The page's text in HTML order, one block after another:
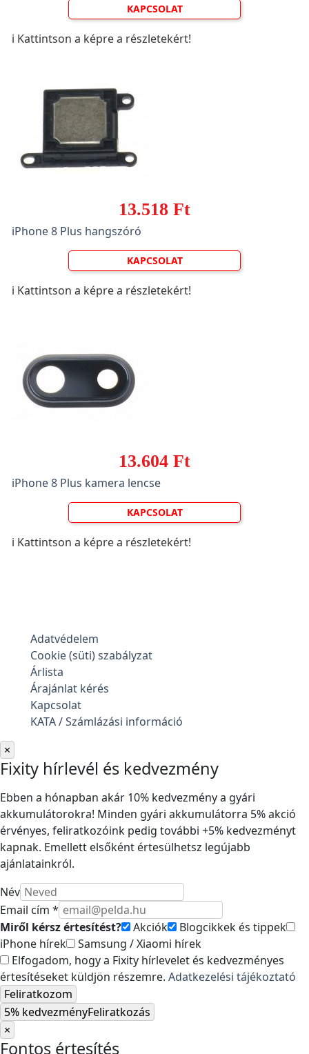
KAPCSOLAT
ℹ️ Kattintson a képre a részletekért!
13.518 Ft
iPhone 8 Plus hangszóró
KAPCSOLAT
ℹ️ Kattintson a képre a részletekért!
13.604 Ft
iPhone 8 Plus kamera lencse
KAPCSOLAT
ℹ️ Kattintson a képre a részletekért!
Adatvédelem
Cookie (süti) szabályzat
Árlista
Árajánlat kérés
Kapcsolat
KATA / Számlázási információ
×
Fixity hírlevél és kedvezmény
Ebben a hónapban akár 10% kedvezmény a gyári
akkumulátorokra! Minden gyári akkumulátorra 5% akció
érvényes, feliratkozóink pedig további +5% kedvezményt
kapnak. Emellett elsőként értesülhetsz legújabb
ajánlatainkról.
Név
Email cím *
Miről kérsz értesítést?
Akciók
Blogcikkek és tippek
iPhone hírek
Samsung / Xiaomi hírek
Elfogadom, hogy a Fixity hírlevelet és kedvezményes
értesítéseket küldjön részemre. Adatkezelési tájékoztató
Feliratkozom
5% kedvezményFeliratkozás
×
Fontos értesítés